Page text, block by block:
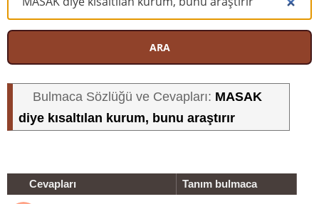
ARA
Bulmaca Sözlüğü ve Cevapları: MASAK
diye kısaltılan kurum, bunu araştırır
Cevapları Tanım bulmaca